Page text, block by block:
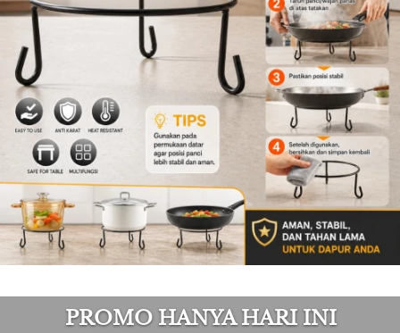
PROMO HANYA HARI INI